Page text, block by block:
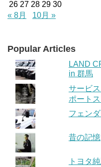
26 27 28 29 30
« 8月
10月 »
Popular Articles
LAND
in 群馬
サービ
ポート
フェン
昔の記憶
トヨタ